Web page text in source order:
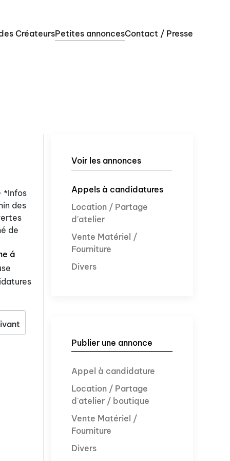
CréateursPetites annoncesContact / Presse
*Infos
des
de
á
Voir les annonces
Appels à candidatures
Location / Partage
d'atelier
Vente Matériel /
Fourniture
Divers
Publier une annonce
Appel à candidature
Location / Partage
d'atelier / boutique
Vente Matériel /
Fourniture
Divers